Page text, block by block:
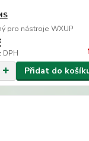
pro nástroje WXUP
DPH
Přidat do